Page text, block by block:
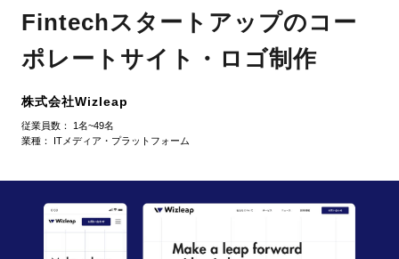
Fintechスタートアップのコー
ポレートサイト・ロゴ制作
株式会社Wizleap
従業員数：
1名~49名
業種：
ITメディア・プラットフォーム